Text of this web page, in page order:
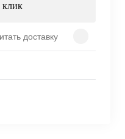
клик
доставку